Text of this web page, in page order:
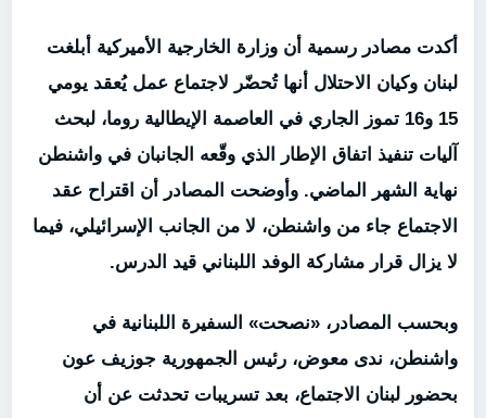
أكدت مصادر رسمية أن وزارة الخارجية الأميركية أبلغت
لبنان وكيان الاحتلال أنها تُحضّر لاجتماع عمل يُعقد يومي
15 و16 تموز الجاري في العاصمة الإيطالية روما، لبحث
آليات تنفيذ اتفاق الإطار الذي وقّعه الجانبان في واشنطن
نهاية الشهر الماضي. وأوضحت المصادر أن اقتراح عقد
الاجتماع جاء من واشنطن، لا من الجانب الإسرائيلي، فيما
لا يزال قرار مشاركة الوفد اللبناني قيد الدرس.
وبحسب المصادر، «نصحت» السفيرة اللبنانية في
واشنطن، ندى معوض، رئيس الجمهورية جوزيف عون
بحضور لبنان الاجتماع، بعد تسريبات تحدثت عن أن